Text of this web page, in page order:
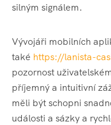
silným signálem.
Vývojáři mobilních
také https://lanista-
pozornost
příjemný a intuitivní
měli být schopni
události a sázky a